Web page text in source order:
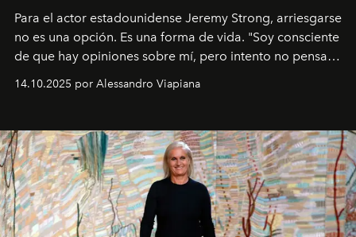
Para el actor estadounidense Jeremy Strong, arriesgarse
no es una opción. Es una forma de vida. "Soy consciente
de que hay opiniones sobre mí, pero intento no pensar
pérdida de tiempo", afirma.
14.10.2025 por Alessandro Viapiana